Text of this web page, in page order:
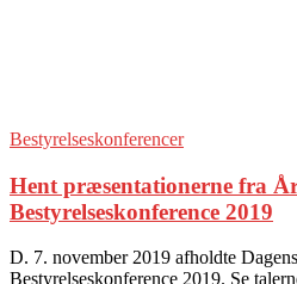
Bestyrelseskonferencer
Hent præsentationerne fra
Bestyrelseskonference 2019
D. 7. november 2019 afholdte
Bestyrelseskonference 2019. Se